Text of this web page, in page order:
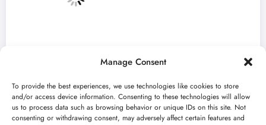
Manage Consent
To provide the best experiences, we use technologies like cookies to store
and/or access device information. Consenting to these technologies will allow
us to process data such as browsing behavior or unique IDs on this site. Not
consenting or withdrawing consent, may adversely affect certain features and